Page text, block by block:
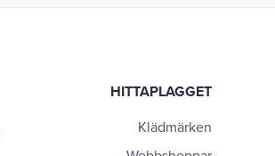
HITTAPLAGGET
Klädmärken